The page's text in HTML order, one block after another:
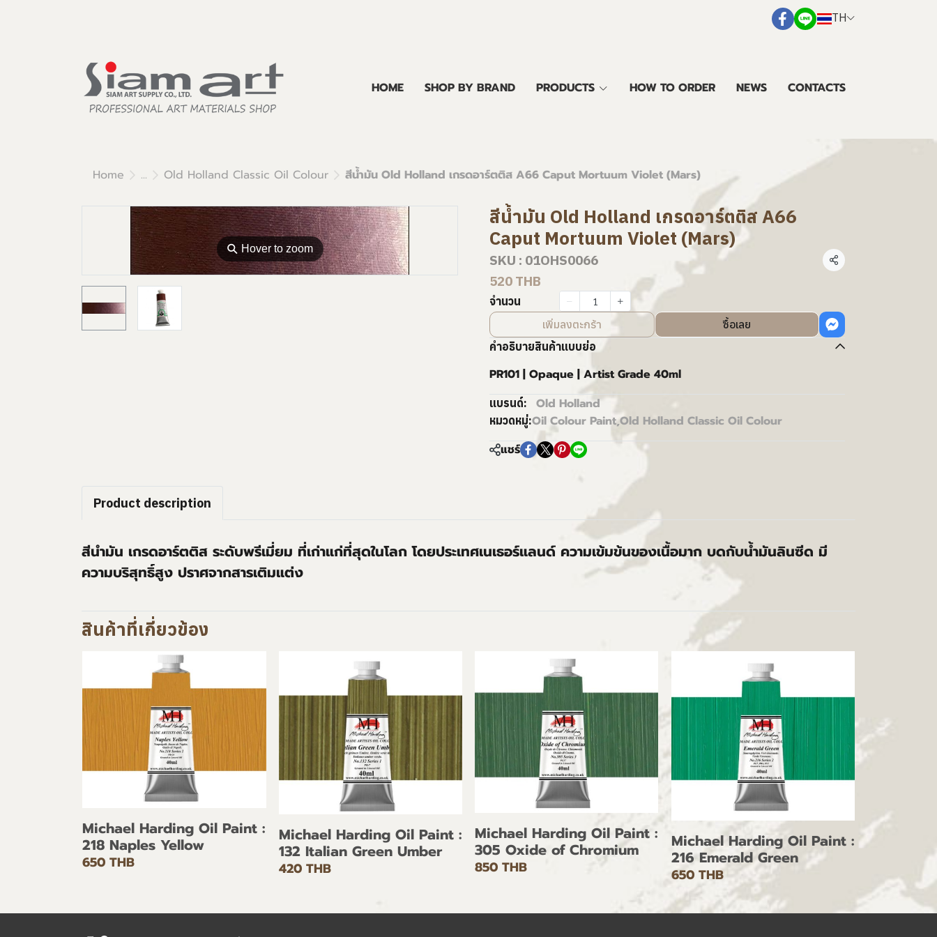
TH
HOME SHOP BY BRAND PRODUCTS HOW TO ORDER NEWS CONTACTS
Home ... Old Holland Classic Oil Colour สีน้ำมัน Old Holland เกรดอาร์ตติส A66 Caput Mortuum Violet (Mars)
⚲ Hover to zoom
สีน้ำมัน Old Holland เกรดอาร์ตติส A66
Caput Mortuum Violet (Mars)
SKU : 01OHS0066 แชร์
520 THB
จำนวน
เพิ่มลงตะกร้า
ซื้อเลย
คำอธิบายสินค้าแบบย่อ
PR101 | Opaque | Artist Grade 40ml
แบรนด์: Old Holland
หมวดหมู่:Oil Colour Paint,Old Holland Classic Oil Colour
แชร์
Product description
สีนำมัน เกรดอาร์ตติส ระดับพรีเมี่ยม ที่เก่าแก่ที่สุดในโลก โดยประเทศเนเธอร์แลนด์ ความเข้มข้นของเนื้อมาก บดกับน้ำมันลินซีด มี
ความบริสุทธิ์สูง ปราศจากสารเติมแต่ง
สินค้าที่เกี่ยวข้อง
Michael Harding Oil Paint :
218 Naples Yellow
650 THB
Michael Harding Oil Paint :
132 Italian Green Umber
420 THB
Michael Harding Oil Paint :
305 Oxide of Chromium
850 THB
Michael Harding Oil Paint :
216 Emerald Green
650 THB